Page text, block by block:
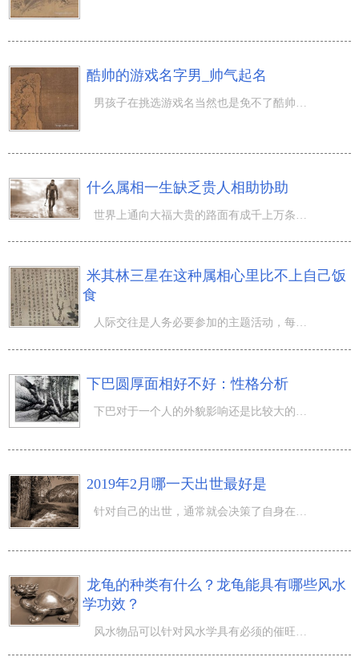
酷帅的游戏名字男_帅气起名
什么属相一生缺乏贵人相助协助
世界上通向大福大贵的路面有成千上万条，在其中较难走的这条就是说依靠自己，正说白了命由天定，周边不一样
米其林三星在这种属相心里比不上自己饭
食
人际交往是人务必要参加的主题活动，每个人都有人际交往，而人际交往是离不了用餐，因此 去酒店餐厅，下馆
下巴圆厚面相好不好：性格分析
2019年2月哪一天出世最好是
针对自己的出世，通常就会决策了自身在这世界的运作运动轨迹，就会决策了自身在这里一生的牵绊，因此针对这
龙龟的种类有什么？龙龟能具有哪些风水
学功效？